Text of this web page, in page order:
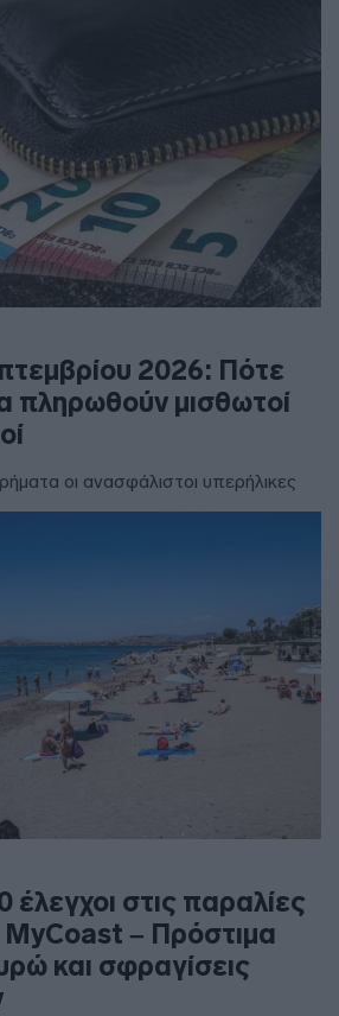
2026: Πότε
πληρωθούν μισθωτοί
οι ανασφάλιστοι υπερήλικες
στις παραλίες
MyCoast – Πρόστιμα
και σφραγίσεις